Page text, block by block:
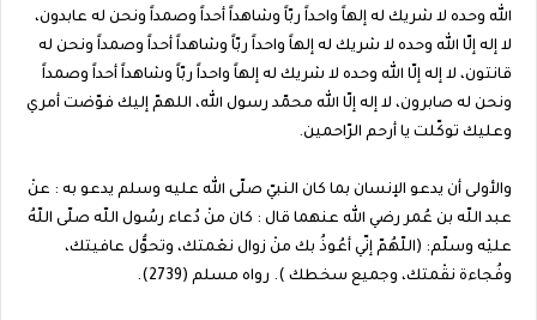
الله وحده لا شريك له إلهاً واحداً ربّاً وشاهداً أحداً وصمداً ونحن له عابدون،
لا إله إلّا الله وحده لا شريك له إلهاً واحداً ربّاً وشاهداً أحداً وصمداً ونحن له
قانتون، لا إله إلّا الله وحده لا شريك له إلهاً واحداً ربّاً وشاهداً أحداً وصمداً
ونحن له صابرون، لا إله إلّا الله محمّد رسول الله، اللهمّ إليك فوّضت أمري
وعليك توكّلت يا أرحم الرّاحمين.
والأولى أن يدعو الإنسان بما كان النبيّ صلّى الله عليه وسلم يدعو به : عنْ
عبد اللّه بن عُمر رضي الله عنهما قال : كان منْ دُعاء رسُول اللّه صلّى اللّهُ
عليْه وسلّم: (اللّهُمّ إنّي أعُوذُ بك منْ زوال نعْمتك، وتحوُّل عافيتك،
وفُجاءة نقْمتك، وجميع سخطك ). رواه مسلم (2739).